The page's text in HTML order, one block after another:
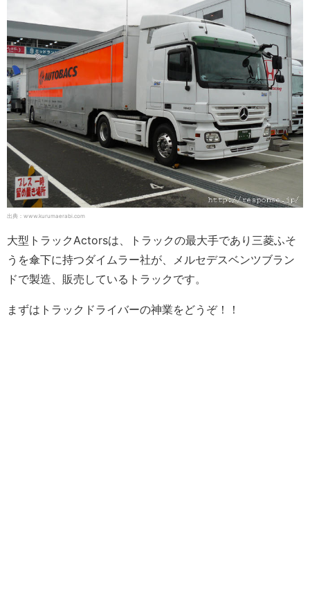
出典：www.kurumaerabi.com
大型トラックActorsは、トラックの最大手であり三菱ふそ
うを傘下に持つダイムラー社が、メルセデスベンツブラン
ドで製造、販売しているトラックです。
まずはトラックドライバーの神業をどうぞ！！